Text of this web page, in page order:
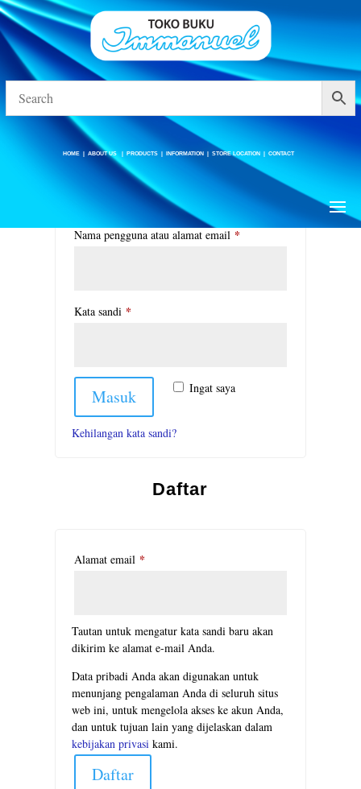
ABOUT US |STORE LOCATION
HOME |ABOUT US |PRODUCTS |INFORMATION |STORE LOCATION |CONTACT
Masuk
Nama pengguna atau alamat email *Wajib
Kata sandi *Wajib
Ingat saya
Masuk
Kehilangan kata sandi?
Daftar
Alamat email *Wajib
Tautan untuk mengatur kata sandi baru akan
dikirim ke alamat e-mail Anda.
Data pribadi Anda akan digunakan untuk
menunjang pengalaman Anda di seluruh situs
web ini, untuk mengelola akses ke akun Anda,
dan untuk tujuan lain yang dijelaskan dalam
kebijakan privasikami.
Daftar